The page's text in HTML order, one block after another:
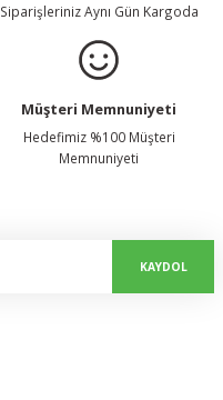
Siparişleriniz Aynı Gün Kargoda
Müşteri Memnuniyeti
Hedefimiz %100 Müşteri
Memnuniyeti
KAYDOL